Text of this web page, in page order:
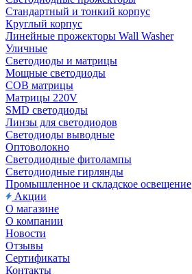
Стандартный и тонкий корпус
Круглый корпус
Линейные прожекторы Wall Washer
Уличные
Светодиоды и матрицы
Мощные светодиоды
COB матрицы
Матрицы 220V
SMD светодиоды
Линзы для светодиодов
Светодиоды выводные
Оптоволокно
Светодиодные фитолампы
Светодиодные гирлянды
Промышленное и складское освещение
Акции
О магазине
О компании
Новости
Отзывы
Сертификаты
Контакты